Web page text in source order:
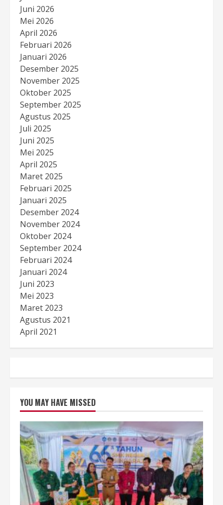
Juni 2026
Mei 2026
April 2026
Februari 2026
Januari 2026
Desember 2025
November 2025
Oktober 2025
September 2025
Agustus 2025
Juli 2025
Juni 2025
Mei 2025
April 2025
Maret 2025
Februari 2025
Januari 2025
Desember 2024
November 2024
Oktober 2024
September 2024
Februari 2024
Januari 2024
Juni 2023
Mei 2023
Maret 2023
Agustus 2021
April 2021
YOU MAY HAVE MISSED